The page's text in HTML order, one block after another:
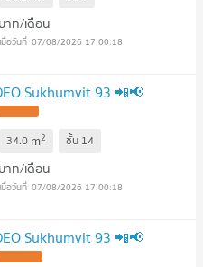
บาท/เดือน
07/08/2026 17:00:18
Sukhumvit 93 📲📢
34.0 m2 ชั้น 14
บาท/เดือน
07/08/2026 17:00:18
Sukhumvit 93 📲📢